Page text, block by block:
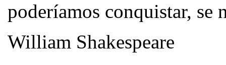
poderíamos conquistar, se
William Shakespeare